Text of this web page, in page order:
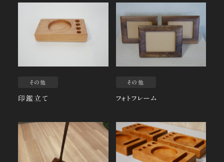
その他
印鑑立て
その他
フォトフレーム